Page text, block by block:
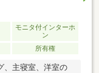
モニタ付インターホ
ン
所有権
、主寝室、洋室の